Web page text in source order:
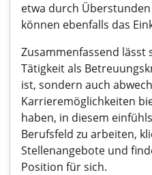
etwa durch
können ebenfalls das
Zusammenfassend lässt
Tätigkeit als
ist, sondern auch
Karrieremöglichkeiten
haben, in diesem
Berufsfeld zu arbeiten,
Stellenangebote und
Position für sich.